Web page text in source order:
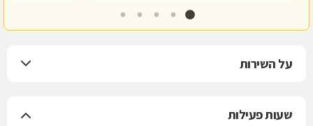
על השירות
שעות פעילות